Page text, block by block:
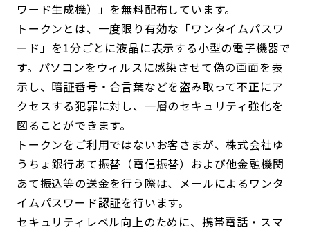
ワード生成機）」を無料配布しています。
トークンとは、一度限り有効な「ワンタイムパスワ
ード」を1分ごとに液晶に表示する小型の電子機器で
す。パソコンをウィルスに感染させて偽の画面を表
示し、暗証番号・合言葉などを盗み取って不正にア
クセスする犯罪に対し、一層のセキュリティ強化を
図ることができます。
トークンをご利用ではないお客さまが、株式会社ゆ
うちょ銀行あて振替（電信振替）および他金融機関
あて振込等の送金を行う際は、メールによるワンタ
イムパスワード認証を行います。
セキュリティレベル向上のために、携帯電話・スマ